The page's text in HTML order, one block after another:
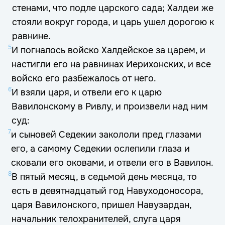
стенами, что подле царского сада; Халдеи же
стояли вокруг города, и царь ушел дорогою к
равнине.
5И погналось войско Халдейское за царем, и
настигли его на равнинах Иерихонских, и все
войско его разбежалось от него.
6И взяли царя, и отвели его к царю
Вавилонскому в Ривлу, и произвели над ним
суд:
7и сыновей Седекии закололи пред глазами
его, а самому Седекии ослепили глаза и
сковали его оковами, и отвели его в Вавилон.
8В пятый месяц, в седьмой день месяца, то
есть в девятнадцатый год Навуходоносора,
царя Вавилонского, пришел Навузардан,
начальник телохранителей, слуга царя